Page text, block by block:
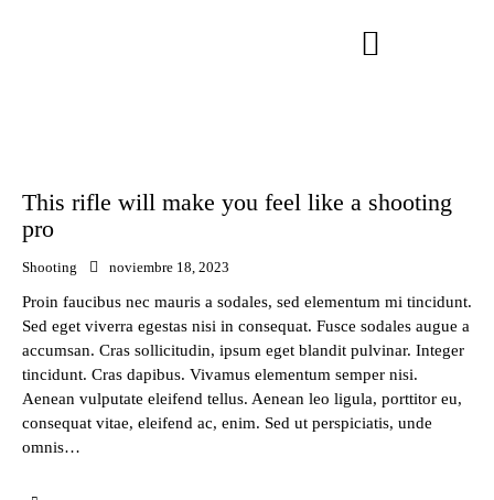
This rifle will make you feel like a shooting
pro
Shooting noviembre 18, 2023
Proin faucibus nec mauris a sodales, sed elementum mi tincidunt.
Sed eget viverra egestas nisi in consequat. Fusce sodales augue a
accumsan. Cras sollicitudin, ipsum eget blandit pulvinar. Integer
tincidunt. Cras dapibus. Vivamus elementum semper nisi.
Aenean vulputate eleifend tellus. Aenean leo ligula, porttitor eu,
consequat vitae, eleifend ac, enim. Sed ut perspiciatis, unde
omnis…